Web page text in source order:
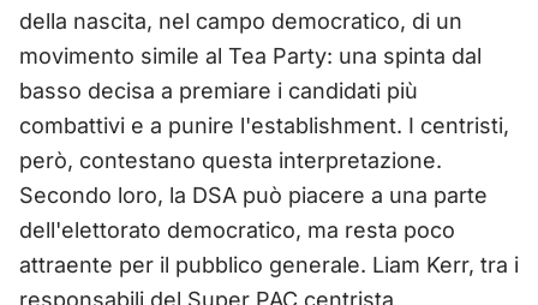
della nascita, nel campo democratico, di un
movimento simile al Tea Party: una spinta dal
basso decisa a premiare i candidati più
combattivi e a punire l'establishment. I centristi,
però, contestano questa interpretazione.
Secondo loro, la DSA può piacere a una parte
dell'elettorato democratico, ma resta poco
attraente per il pubblico generale. Liam Kerr, tra i
responsabili del Super PAC centrista